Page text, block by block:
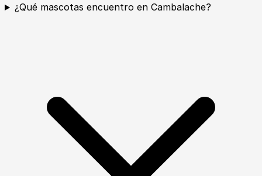
¿Qué mascotas encuentro en Cambalache?